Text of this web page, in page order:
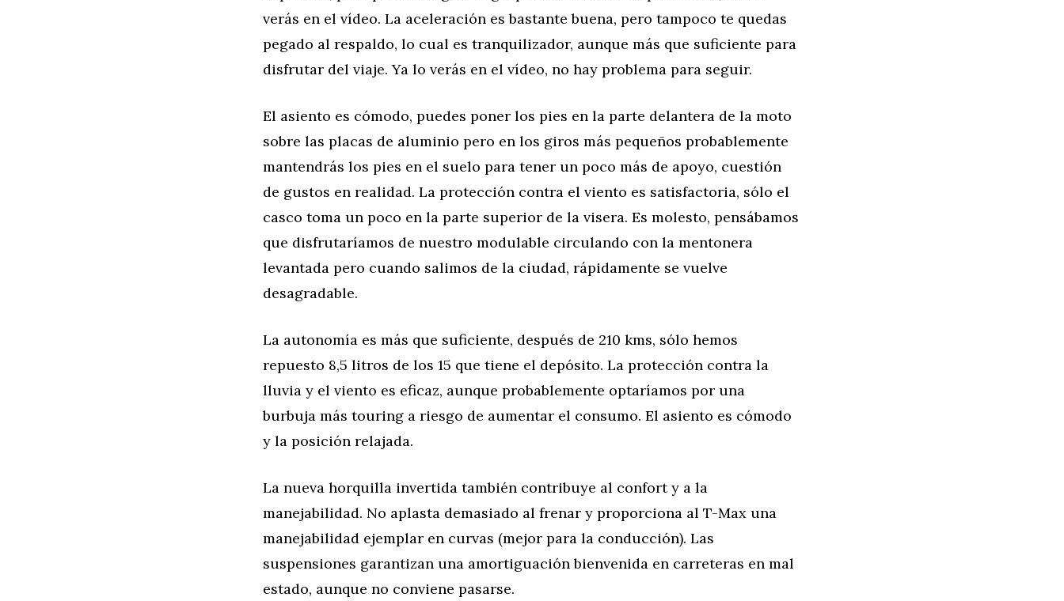
verás en el vídeo. La aceleración es bastante buena, pero tampoco te quedas
pegado al respaldo, lo cual es tranquilizador, aunque más que suficiente para
disfrutar del viaje. Ya lo verás en el vídeo, no hay problema para seguir.
El asiento es cómodo, puedes poner los pies en la parte delantera de la moto
sobre las placas de aluminio pero en los giros más pequeños probablemente
mantendrás los pies en el suelo para tener un poco más de apoyo, cuestión
de gustos en realidad. La protección contra el viento es satisfactoria, sólo el
casco toma un poco en la parte superior de la visera. Es molesto, pensábamos
que disfrutaríamos de nuestro modulable circulando con la mentonera
levantada pero cuando salimos de la ciudad, rápidamente se vuelve
desagradable.
La autonomía es más que suficiente, después de 210 kms, sólo hemos
repuesto 8,5 litros de los 15 que tiene el depósito. La protección contra la
lluvia y el viento es eficaz, aunque probablemente optaríamos por una
burbuja más touring a riesgo de aumentar el consumo. El asiento es cómodo
y la posición relajada.
La nueva horquilla invertida también contribuye al confort y a la
manejabilidad. No aplasta demasiado al frenar y proporciona al T-Max una
manejabilidad ejemplar en curvas (mejor para la conducción). Las
suspensiones garantizan una amortiguación bienvenida en carreteras en mal
estado, aunque no conviene pasarse.